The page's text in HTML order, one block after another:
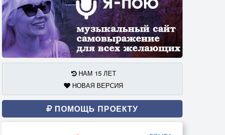
НАМ 15 ЛЕТ
НОВАЯ ВЕРСИЯ
ПОМОЩЬ ПРОЕКТУ